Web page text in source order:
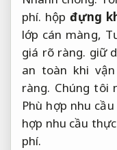
phí. hộpđựng
lớp cán màng,
giá rõ ràng. giữ
an toàn khi vận
ràng. Chúng tôi
Phù hợp nhu
hợp nhu cầu
phí.